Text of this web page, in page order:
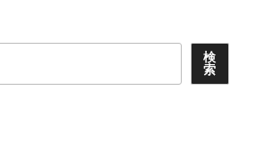
検
索